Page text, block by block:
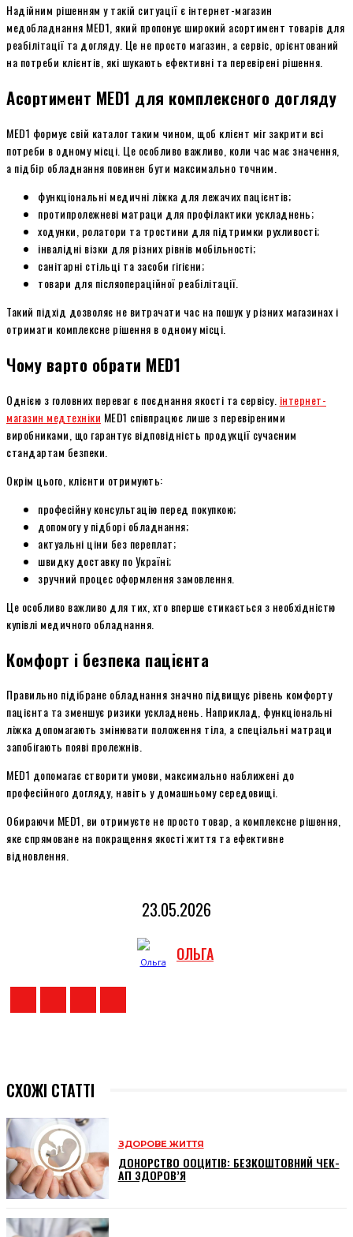
Надійним рішенням у такій ситуації є інтернет-магазин
медобладнання MED1, який пропонує широкий асортимент товарів для
реабілітації та догляду. Це не просто магазин, а сервіс, орієнтований
на потреби клієнтів, які шукають ефективні та перевірені рішення.
Асортимент MED1 для комплексного догляду
MED1 формує свій каталог таким чином, щоб клієнт міг закрити всі
потреби в одному місці. Це особливо важливо, коли час має значення,
а підбір обладнання повинен бути максимально точним.
функціональні медичні ліжка для лежачих пацієнтів;
протипролежневі матраци для профілактики ускладнень;
ходунки, ролатори та тростини для підтримки рухливості;
інвалідні візки для різних рівнів мобільності;
санітарні стільці та засоби гігієни;
товари для післяопераційної реабілітації.
Такий підхід дозволяє не витрачати час на пошук у різних магазинах і
отримати комплексне рішення в одному місці.
Чому варто обрати MED1
Однією з головних переваг є поєднання якості та сервісу. інтернет-
магазин медтехніки MED1 співпрацює лише з перевіреними
виробниками, що гарантує відповідність продукції сучасним
стандартам безпеки.
Окрім цього, клієнти отримують:
професійну консультацію перед покупкою;
допомогу у підборі обладнання;
актуальні ціни без переплат;
швидку доставку по Україні;
зручний процес оформлення замовлення.
Це особливо важливо для тих, хто вперше стикається з необхідністю
купівлі медичного обладнання.
Комфорт і безпека пацієнта
Правильно підібране обладнання значно підвищує рівень комфорту
пацієнта та зменшує ризики ускладнень. Наприклад, функціональні
ліжка допомагають змінювати положення тіла, а спеціальні матраци
запобігають появі пролежнів.
MED1 допомагає створити умови, максимально наближені до
професійного догляду, навіть у домашньому середовищі.
Обираючи MED1, ви отримуєте не просто товар, а комплексне рішення,
яке спрямоване на покращення якості життя та ефективне
відновлення.
23.05.2026
ОЛЬГА
СХОЖІ СТАТТІ
ЗДОРОВЕ ЖИТТЯ
ДОНОРСТВО ООЦИТІВ: БЕЗКОШТОВНИЙ ЧЕК-
АП ЗДОРОВ’Я